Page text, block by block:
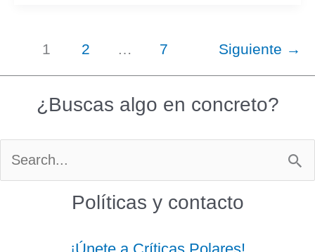
1 2 … 7 Siguiente →
¿Buscas algo en concreto?
Buscar
Políticas y contacto